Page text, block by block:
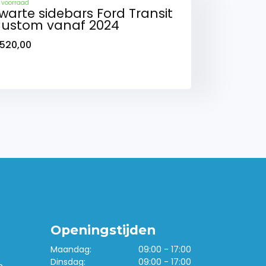
voorraad
sidebars Ford Transit
vanaf 2024
Openingstijden
Maandag:
09:00 - 17:00
Dinsdag:
09:00 - 17:00